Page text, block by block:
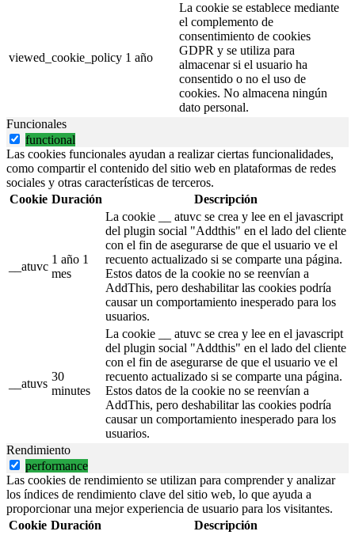
viewed_cookie_policy 1 año
La cookie se establece mediante
el complemento de
consentimiento de cookies
GDPR y se utiliza para
almacenar si el usuario ha
consentido o no el uso de
cookies. No almacena ningún
dato personal.
Funcionales
functional
Las cookies funcionales ayudan a realizar ciertas funcionalidades,
como compartir el contenido del sitio web en plataformas de redes
sociales y otras características de terceros.
Cookie Duración Descripción
__atuvc
1 año 1
mes
La cookie __ atuvc se crea y lee en el javascript
del plugin social "Addthis" en el lado del cliente
con el fin de asegurarse de que el usuario ve el
recuento actualizado si se comparte una página.
Estos datos de la cookie no se reenvían a
AddThis, pero deshabilitar las cookies podría
causar un comportamiento inesperado para los
usuarios.
__atuvs
30
minutes
La cookie __ atuvc se crea y lee en el javascript
del plugin social "Addthis" en el lado del cliente
con el fin de asegurarse de que el usuario ve el
recuento actualizado si se comparte una página.
Estos datos de la cookie no se reenvían a
AddThis, pero deshabilitar las cookies podría
causar un comportamiento inesperado para los
usuarios.
Rendimiento
performance
Las cookies de rendimiento se utilizan para comprender y analizar
los índices de rendimiento clave del sitio web, lo que ayuda a
proporcionar una mejor experiencia de usuario para los visitantes.
Cookie Duración
Descripción